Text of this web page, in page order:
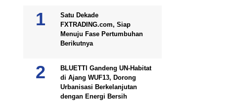
Satu Dekade
FXTRADING.com, Siap
Menuju Fase Pertumbuhan
Berikutnya
BLUETTI Gandeng UN-Habitat
di Ajang WUF13, Dorong
Urbanisasi Berkelanjutan
dengan Energi Bersih